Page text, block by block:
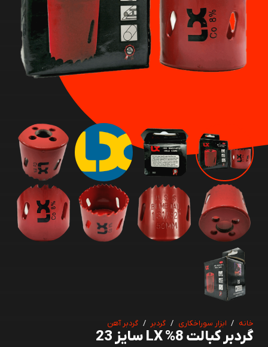
خانه / ابزار سوراخکاری / گردبر / گردبر آهن
گردبر کبالت 8% LX سایز 23